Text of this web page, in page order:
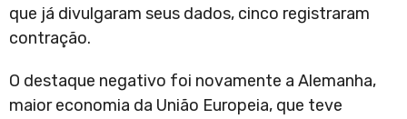
que já divulgaram seus dados, cinco registraram
contração.
O destaque negativo foi novamente a Alemanha,
maior economia da União Europeia, que teve